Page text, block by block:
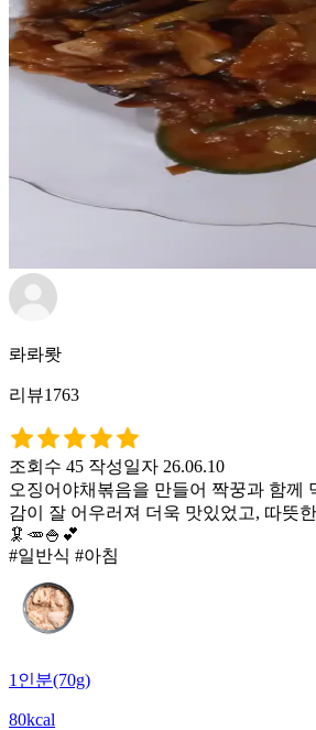
롸롸뢋
리뷰1763
조회수 45 작성일자 26.06.10
오징어야채볶음을 만들어 짝꿍과 함께
감이 잘 어우러져 더욱 맛있었고, 따뜻
🦑🥕🍚💕
#일반식 #아침
1인분(70g)
80kcal